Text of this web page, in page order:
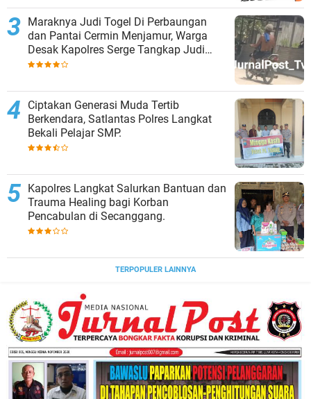
Maraknya Judi Togel Di Perbaungan
dan Pantai Cermin Menjamur, Warga
Desak Kapolres Serge Tangkap Judi
Togel
Ciptakan Generasi Muda Tertib
Berkendara, Satlantas Polres Langkat
Bekali Pelajar SMP.
Kapolres Langkat Salurkan Bantuan dan
Trauma Healing bagi Korban
Pencabulan di Secanggang.
TERPOPULER LAINNYA